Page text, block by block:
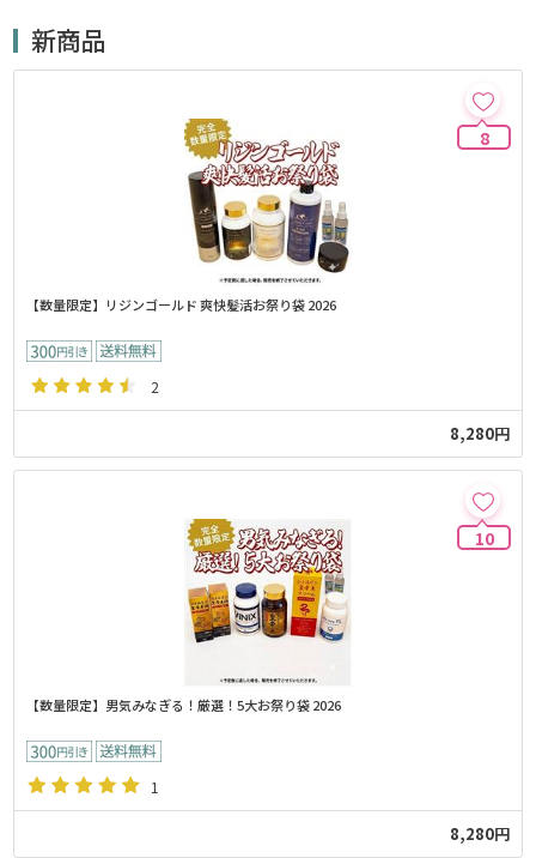
新商品
8
【数量限定】リジンゴールド 爽快髪活お祭り袋 2026
2
8,280円
10
【数量限定】男気みなぎる！厳選！5大お祭り袋 2026
1
8,280円